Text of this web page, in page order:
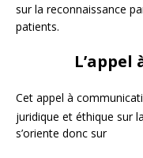
sur la reconnaissance
patients.
Cet appel à
juridique et éthique sur
s’oriente donc sur